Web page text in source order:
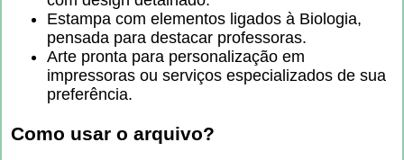
Estampa com elementos ligados à Biologia,
pensada para destacar professoras.
Arte pronta para personalização em
impressoras ou serviços especializados de sua
preferência.
Como usar o arquivo?